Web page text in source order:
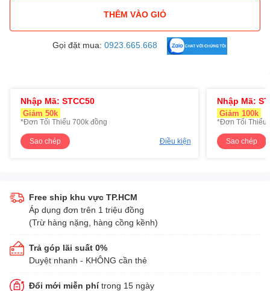
THÊM VÀO GIỎ
Gọi đặt mua: 0923.665.668
Nhập Mã: STCC50
Giảm 50k
*Đơn Tối Thiểu 700k đồng
Sao chép Điều kiện
Nhập Mã:
Giảm 100k
*Đơn Tối Thiểu
Sao chép
Free ship khu vực TP.HCM
Áp dụng đơn trên 1 triệu đồng
(Trừ hàng nặng, hàng cồng kềnh)
Trả góp lãi suất 0%
Duyệt nhanh - KHÔNG cần thẻ
Đổi mới miễn phítrong 15 ngày